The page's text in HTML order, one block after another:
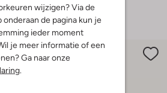
wijzigen? Via de
onderaan de pagina kun je
ieder moment
je meer informatie of een
Ga naar onze
.
+ meer kleuren